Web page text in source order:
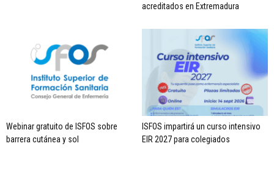
acreditados en Extremadura
Webinar gratuito de ISFOS sobre
barrera cutánea y sol
ISFOS impartirá un curso intensivo
EIR 2027 para colegiados